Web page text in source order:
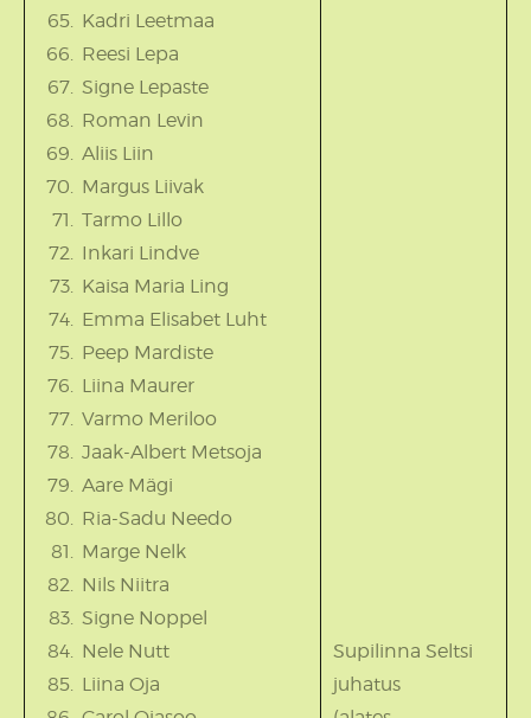
Kadri Leetmaa
Reesi Lepa
Signe Lepaste
Roman Levin
Aliis Liin
Margus Liivak
Tarmo Lillo
Inkari Lindve
Kaisa Maria Ling
Emma Elisabet Luht
Peep Mardiste
Liina Maurer
Varmo Meriloo
Jaak-Albert Metsoja
Aare Mägi
Ria-Sadu Needo
Marge Nelk
Nils Niitra
Signe Noppel
Nele Nutt
Liina Oja
Supilinna Seltsi
juhatus